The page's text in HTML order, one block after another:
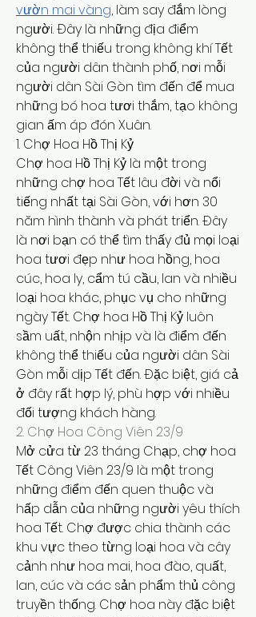
vườn mai vàng, làm say đắm lòng
người. Đây là những địa điểm
không thể thiếu trong không khí Tết
của người dân thành phố, nơi mỗi
người dân Sài Gòn tìm đến để mua
những bó hoa tươi thắm, tạo không
gian ấm áp đón Xuân.
1. Chợ Hoa Hồ Thị Kỷ
Chợ hoa Hồ Thị Kỷ là một trong
những chợ hoa Tết lâu đời và nổi
tiếng nhất tại Sài Gòn, với hơn 30
năm hình thành và phát triển. Đây
là nơi bạn có thể tìm thấy đủ mọi loại
hoa tươi đẹp như hoa hồng, hoa
cúc, hoa ly, cẩm tú cầu, lan và nhiều
loại hoa khác, phục vụ cho những
ngày Tết. Chợ hoa Hồ Thị Kỷ luôn
sầm uất, nhộn nhịp và là điểm đến
không thể thiếu của người dân Sài
Gòn mỗi dịp Tết đến. Đặc biệt, giá cả
ở đây rất hợp lý, phù hợp với nhiều
đối tượng khách hàng.
2. Chợ Hoa Công Viên 23/9
Mở cửa từ 23 tháng Chạp, chợ hoa
Tết Công Viên 23/9 là một trong
những điểm đến quen thuộc và
hấp dẫn của những người yêu thích
hoa Tết. Chợ được chia thành các
khu vực theo từng loại hoa và cây
cảnh như hoa mai, hoa đào, quất,
lan, cúc và các sản phẩm thủ công
truyền thống. Chợ hoa này đặc biệt